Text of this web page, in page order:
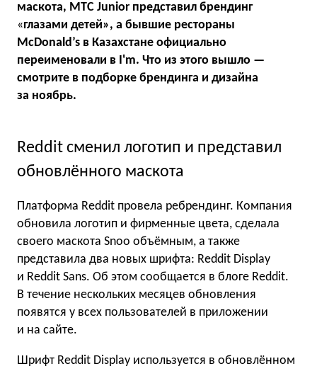
маскота, МТС Junior представил брендинг
«глазами детей», а бывшие рестораны
McDonald’s в Казахстане официально
переименовали в I'm. Что из этого вышло —
смотрите в подборке брендинга и дизайна
за ноябрь.
Reddit сменил логотип и представил
обновлённого маскота
Платформа Reddit провела ребрендинг. Компания
обновила логотип и фирменные цвета, сделала
своего маскота Snoo объёмным, а также
представила два новых шрифта: Reddit Display
и Reddit Sans. Об этом сообщается в блоге Reddit.
В течение нескольких месяцев обновления
появятся у всех пользователей в приложении
и на сайте.
Шрифт Reddit Display используется в обновлённом